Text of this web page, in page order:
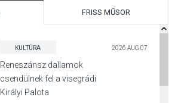
FRISS MŰSOR
KULTÚRA 2026 AUG 07
Reneszánsz dallamok
csendülnek fel a visegrádi
Királyi Palota